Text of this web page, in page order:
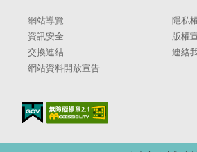
網站導覽
隱私
資訊安全
版權
交換連結
連絡
網站資料開放宣告